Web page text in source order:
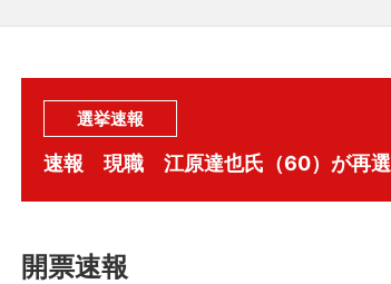
選挙速報
速報 現職 江原達也氏（60）が再選
開票速報